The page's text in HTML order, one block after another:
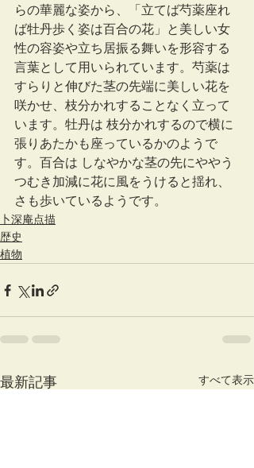
らの華麗な姿から、「立てば芍薬座れ
ば牡丹歩く姿は百合の花」と美しい女
性の容姿や立ち居振る舞いを形容する
言葉として用いられています。芍薬は
すらりと伸びた茎の先端に美しい花を
咲かせ、枝分かれすることなく立って
います。牡丹は 枝分かれするので横に
張りあたかも座っているかのようで
す。百合は しなやかな茎の先にややう
つむき加減に花に風をうけると揺れ、
さも歩いているようです。
卜深庵点描
歴史
植物
最新記事 すべて表示